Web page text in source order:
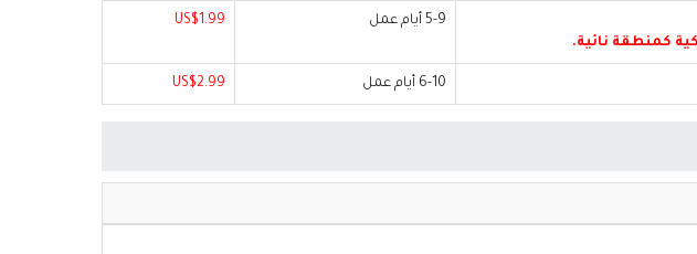
5-9 أيام عمل US$1.99
6-10 أيام عمل US$2.99